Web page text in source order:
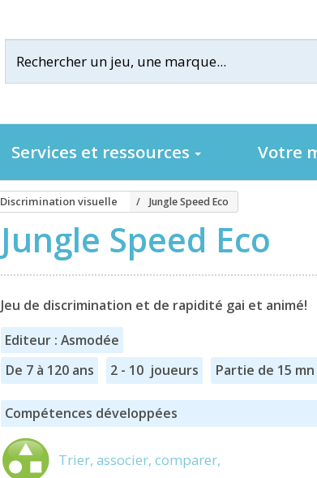
Services et ressources Votre
Discrimination visuelle Jungle Speed Eco
Jungle Speed Eco
Jeu de discrimination et de rapidité gai et animé!
Editeur : Asmodée
De 7 à 120 ans
2 - 10 joueurs Partie de 15 mn
Compétences développées
Trier, associer, comparer,